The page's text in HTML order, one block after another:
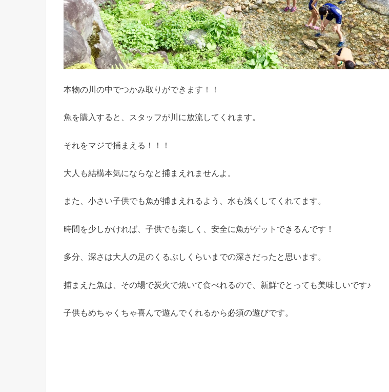
本物の川の中でつかみ取りができます！！
魚を購入すると、スタッフが川に放流してくれます。
それをマジで捕まえる！！！
大人も結構本気にならなと捕まえれませんよ。
また、小さい子供でも魚が捕まえれるよう、水も浅くしてくれてます。
時間を少しかければ、子供でも楽しく、安全に魚がゲットできるんです！
多分、深さは大人の足のくるぶしくらいまでの深さだったと思います。
捕まえた魚は、その場で炭火で焼いて食べれるので、新鮮でとっても美味しいです♪
子供もめちゃくちゃ喜んで遊んでくれるから必須の遊びです。